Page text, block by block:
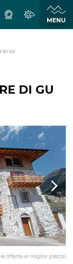
DI GU
DI GU
offerte al miglior prezzo